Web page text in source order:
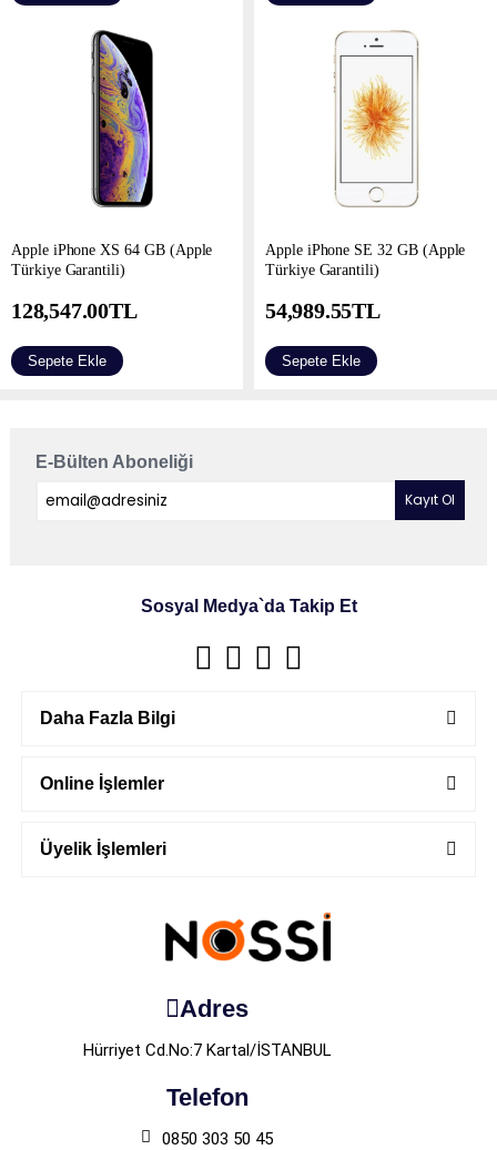
Apple iPhone XS 64 GB (Apple
Türkiye Garantili)
128,547.00TL
Sepete Ekle
Apple iPhone SE 32 GB (Apple
Türkiye Garantili)
54,989.55TL
Sepete Ekle
E-Bülten Aboneliği
Sosyal Medya`da Takip Et
Daha Fazla Bilgi
Online İşlemler
Üyelik İşlemleri
Adres
Hürriyet Cd.No:7 Kartal/İSTANBUL
Telefon
0850 303 50 45